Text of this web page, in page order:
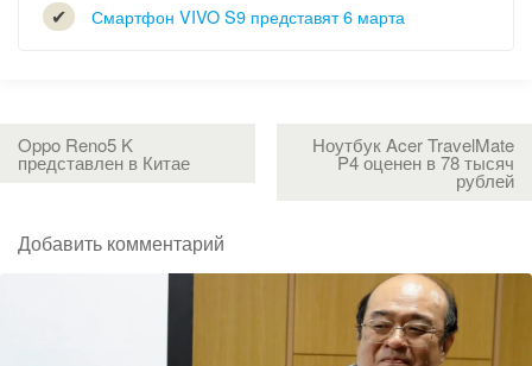
Смартфон VIVO S9 представят 6 марта
Ноутбук Acer TravelMate
P4 оценен в 78 тысяч
рублей
Oppo Reno5 K
представлен в Китае
Добавить комментарий